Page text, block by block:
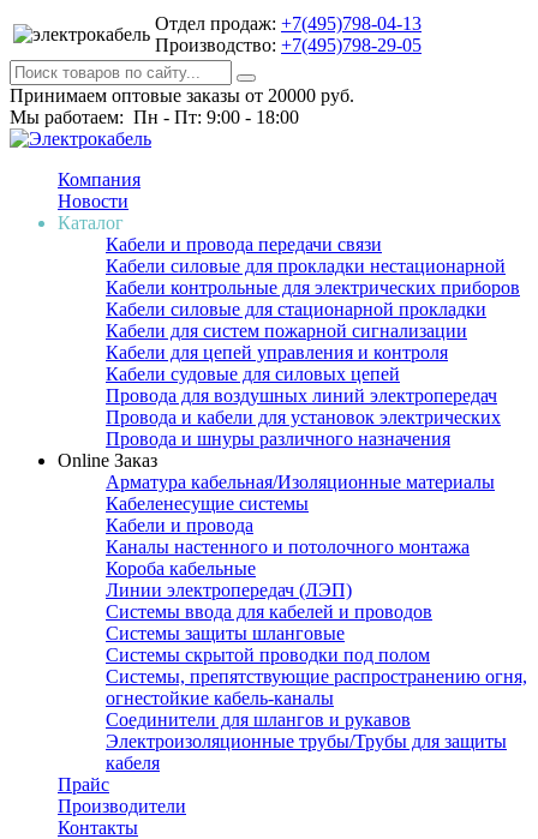
Отдел продаж: +7(495)798-04-13
Производство: +7(495)798-29-05
Принимаем оптовые заказы от 20000 руб.
Мы работаем: Пн - Пт: 9:00 - 18:00
Компания
Новости
Каталог
Кабели и провода передачи связи
Кабели силовые для прокладки нестационарной
Кабели контрольные для электрических приборов
Кабели силовые для стационарной прокладки
Кабели для систем пожарной сигнализации
Кабели для цепей управления и контроля
Кабели судовые для силовых цепей
Провода для воздушных линий электропередач
Провода и кабели для установок электрических
Провода и шнуры различного назначения
Online Заказ
Арматура кабельная/Изоляционные материалы
Кабеленесущие системы
Кабели и провода
Каналы настенного и потолочного монтажа
Короба кабельные
Линии электропередач (ЛЭП)
Системы ввода для кабелей и проводов
Системы защиты шланговые
Системы скрытой проводки под полом
Системы, препятствующие распространению огня,
огнестойкие кабель-каналы
Соединители для шлангов и рукавов
Электроизоляционные трубы/Трубы для защиты
кабеля
Прайс
Производители
Контакты